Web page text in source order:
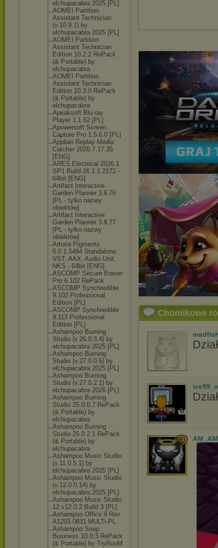
elchupacabra 2025 [PL]
AOMEI Partition
Assistant Technician
(v.10.9.1) by
elchupacabra 2025 [PL]
AOMEI Partition
Assistant Technician
Edition 10.2.2 RePack
(& Portable) by
elchupacabra
AOMEI Partition
Assistant Technician
Edition 10.3.0 RePack
(& Portable) by
elchupacabra
Apeaksoft Blu-ray
Player 1.1.62 [PL]
Apowersoft Screen
Capture Pro 1.5.6.0 [PL]
Applian Replay Media
Catcher 2026.7.17.35
[ENG]
ARES Electrical 2026.1
SP1 Build 26.1.1.2172 -
64bit [ENG]
Artifact Interactive
Garden Planner 3.8.76
[PL - tylko nazwy
obiektów]
Artifact Interactive
Garden Planner 3.8.77
[PL - tylko nazwy
obiektów]
Arturia Pigments
6.0.1.5484 Standalone,
VST, AAX, Audio Unit,
NKS - 64bit [ENG]
ASCOMP Secure Eraser
Pro 6.102 RePack
ASCOMP Synchredible
9.102 Professional
Edition [PL]
ASCOMP Synchredible
9.113 Professional
Edition [PL]
Ashampoo Burning
Studio (v.26.0.3.4) by
elchupacabra 2025 [PL]
Ashampoo Burning
Studio (v.27.0.0.5) by
elchupacabra 2025 [PL]
Ashampoo Burning
Studio (v.27.0.2.1) by
elchupacabra 2026 [PL]
Ashampoo Burning
Studio 25.0.0.7 RePack
(& Portable) by
elchupacabra
Ashampoo Burning
Studio 25.0.2.1 RePack
(& Portable) by
elchupacabra
Ashampoo Music Studio
(v.11.0.5.1) by
elchupacabra 2025 [PL]
Ashampoo Music Studio
(v.12.0.0.14) by
elchupacabra 2025 [PL]
Ashampoo Music Studio
12 v12.0.2 Build 3 [PL]
Ashampoo Office 9 Rev
A1203 0831 MULTi-PL
Ashampoo Snap
Business 10.0.3 RePack
(& Portable) by TryRooM
Chomikowe
AM_AM